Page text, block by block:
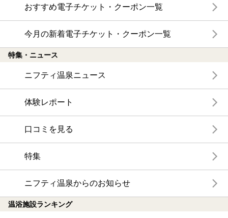
おすすめ電子チケット・クーポン一覧
今月の新着電子チケット・クーポン一覧
特集・ニュース
ニフティ温泉ニュース
体験レポート
口コミを見る
特集
ニフティ温泉からのお知らせ
温浴施設ランキング